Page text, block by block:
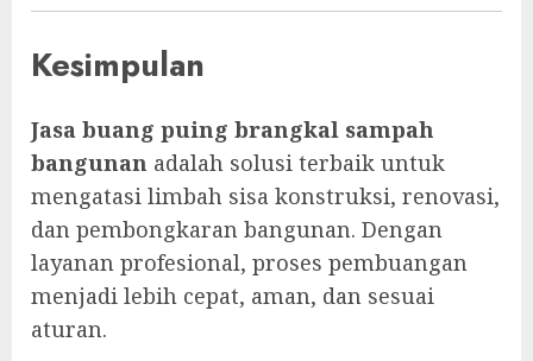
Kesimpulan
Jasa buang puing brangkal sampah
bangunan adalah solusi terbaik untuk
mengatasi limbah sisa konstruksi, renovasi,
dan pembongkaran bangunan. Dengan
layanan profesional, proses pembuangan
menjadi lebih cepat, aman, dan sesuai
aturan.